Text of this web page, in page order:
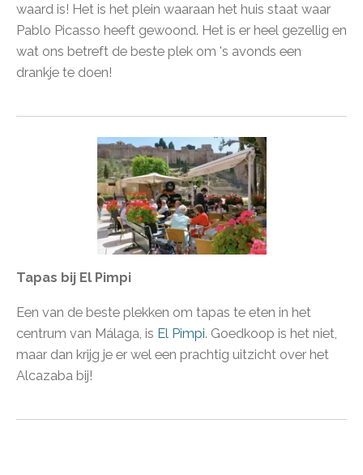
waard is! Het is het plein waaraan het huis staat waar
Pablo Picasso heeft gewoond. Het is er heel gezellig en
wat ons betreft de beste plek om 's avonds een
drankje te doen!
Tapas bij El Pimpi
Een van de beste plekken om tapas te eten in het
centrum van Málaga, is El Pimpi. Goedkoop is het niet,
maar dan krijg je er wel een prachtig uitzicht over het
Alcazaba bij!